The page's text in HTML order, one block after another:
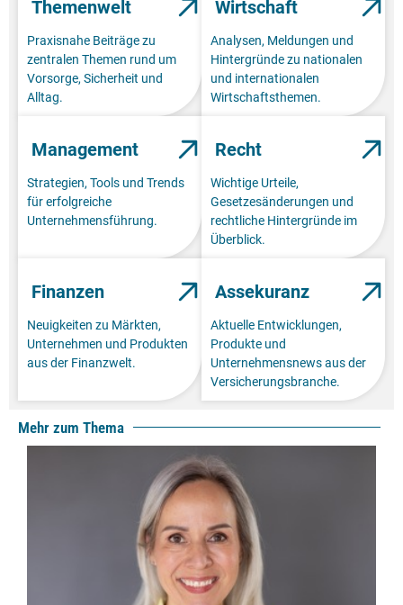
Themenwelt
Praxisnahe Beiträge zu
zentralen Themen rund um
Vorsorge, Sicherheit und
Alltag.
Wirtschaft
Analysen, Meldungen und
Hintergründe zu nationalen
und internationalen
Wirtschaftsthemen.
Management
Strategien, Tools und Trends
für erfolgreiche
Unternehmensführung.
Recht
Wichtige Urteile,
Gesetzesänderungen und
rechtliche Hintergründe im
Überblick.
Finanzen
Neuigkeiten zu Märkten,
Unternehmen und Produkten
aus der Finanzwelt.
Assekuranz
Aktuelle Entwicklungen,
Produkte und
Unternehmensnews aus der
Versicherungsbranche.
Mehr zum Thema